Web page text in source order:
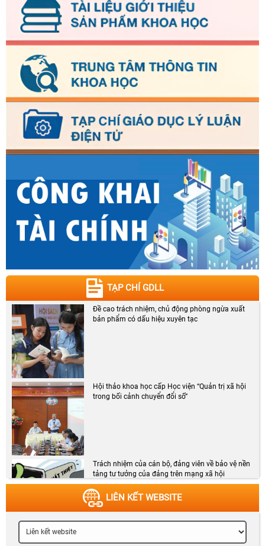
TẠP CHÍ GDLL
Đề cao trách nhiệm, chủ động phòng ngừa xuất
bản phẩm có dấu hiệu xuyên tạc
Hội thảo khoa học cấp Học viện “Quản trị xã hội
trong bối cảnh chuyển đổi số”
Trách nhiệm của cán bộ, đảng viên về bảo vệ nền
tảng tư tưởng của đảng trên mạng xã hội
Chương trình Chào cờ, phổ biến Nghị quyết tháng 8
LIÊN KẾT WEBSITE